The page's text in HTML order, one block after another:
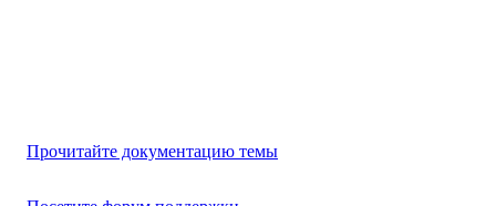
Прочитайте документацию темы